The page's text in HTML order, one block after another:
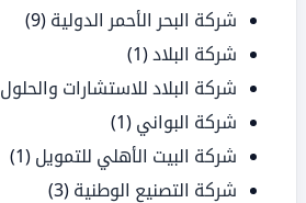
شركة البحر الأحمر الدولية (9)
شركة البلاد(1)
شركة البلاد للاستشارات والحلول
شركة البواني (1)
شركة البيت الأهلي للتمويل (1)
شركة التصنيع الوطنية (3)